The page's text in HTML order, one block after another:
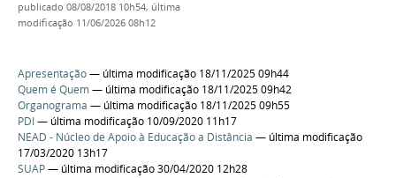
publicado 08/08/2018 10h54, última
modificação 11/06/2026 08h12
Apresentação— última modificação 18/11/2025 09h44
Quem é Quem— última modificação 18/11/2025 09h42
Organograma — última modificação 18/11/2025 09h55
PDI— última modificação 10/09/2020 11h17
NEAD - Núcleo de Apoio à Educação a Distância — última modificação
17/03/2020 13h17
SUAP— última modificação 30/04/2020 12h28